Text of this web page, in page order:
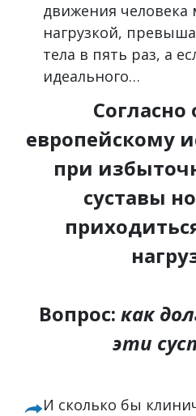
движения человека
нагрузкой,
тела в пять раз, а
идеального…
европейскому
при
суставы
Вопрос: как
эти
И сколько бы